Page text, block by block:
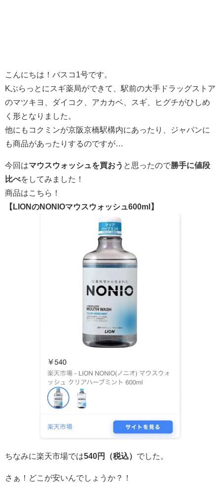
こんにちは！バスコ1号です。
Kぶらっとにスギ薬局ができて、駅前の大手ドラッグストア
のマツキヨ、ダイコク、アカカベ、スギ、ヒグチがひしめ
く形となりました。
他にもコクミンが京阪京橋駅構内にあったり、ジャパンに
も商品があったりするのですが…
今回はマウスウォッシュを買おう と思ったので勝手に値段
比べをしてみました！
商品はこちら！
【LIONのNONIOマウスウォッシュ600ml】
ちなみに楽天市場では540円（税込） でした。
さぁ！どこが安いんでしょうか？！